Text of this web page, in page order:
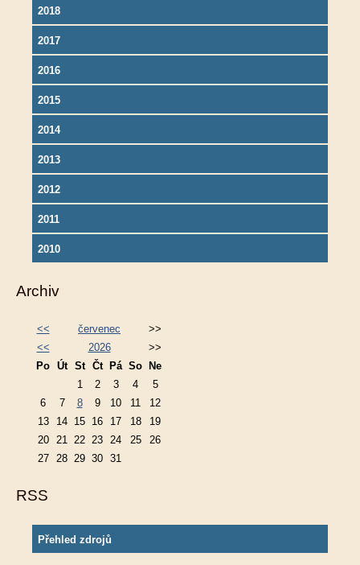
2018
2017
2016
2015
2014
2013
2012
2011
2010
Archiv
<< červenec
>>
<<
2026
>>
Po Út St Čt Pá So
Ne
1
2 3 4
5
6
7 8 9 10 11
12
13
14 15 16 17 18
19
20
21 22 23 24 25
26
27
28 29 30 31
RSS
Přehled zdrojů